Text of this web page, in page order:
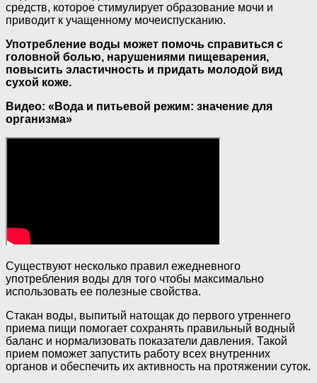
средств, которое стимулирует образование мочи и
приводит к учащенному мочеиспусканию.
Употребление воды может помочь справиться с
головной болью, нарушениями пищеварения,
повысить эластичность и придать молодой вид
сухой коже.
Видео: «Вода и питьевой режим: значение для
организма»
Существуют несколько правил ежедневного
употребления воды для того чтобы максимально
использовать ее полезные свойства.
Стакан воды, выпитый натощак до первого утреннего
приема пищи помогает сохранять правильный водный
баланс и нормализовать показатели давления. Такой
прием поможет запустить работу всех внутренних
органов и обеспечить их активность на протяжении суток.